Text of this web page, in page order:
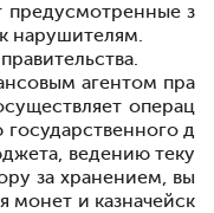
предусмотренные з
нарушителям.
агентом пра
операц
д
ведению теку
за хранением, вы
монет и казначейск